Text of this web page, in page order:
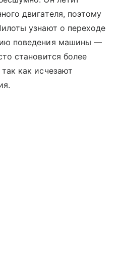
двигателя, поэтому
узнают о переходе
поведения машины —
становится более
как исчезают